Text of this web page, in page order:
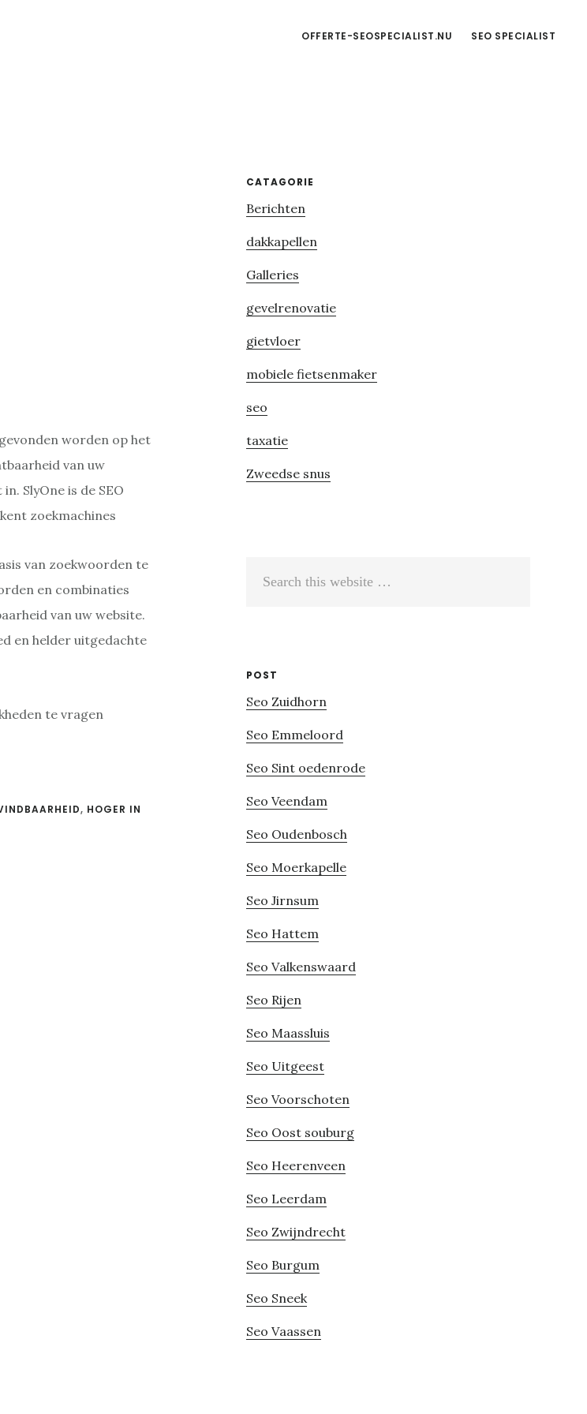
OFFERTE-SEOSPECIALIST.NU SEO SPECIALIST
worden op het
van uw
SlyOne is de SEO
zoekmachines
van zoekwoorden te
en combinaties
van uw website.
en helder uitgedachte
te vragen
, HOGER IN
Primary
Sidebar
CATAGORIE
Berichten
dakkapellen
Galleries
gevelrenovatie
gietvloer
mobiele fietsenmaker
seo
taxatie
Zweedse snus
POST
Seo Zuidhorn
Seo Emmeloord
Seo Sint oedenrode
Seo Veendam
Seo Oudenbosch
Seo Moerkapelle
Seo Jirnsum
Seo Hattem
Seo Valkenswaard
Seo Rijen
Seo Maassluis
Seo Uitgeest
Seo Voorschoten
Seo Oost souburg
Seo Heerenveen
Seo Leerdam
Seo Zwijndrecht
Seo Burgum
Seo Sneek
Seo Vaassen